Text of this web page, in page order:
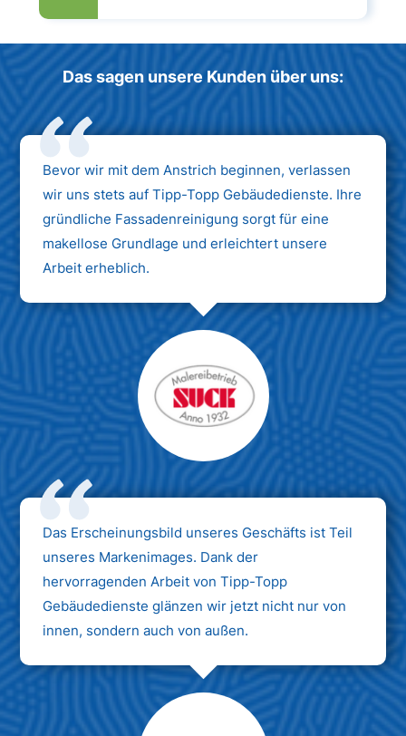
Das sagen unsere Kunden über uns:
Bevor wir mit dem Anstrich beginnen, verlassen
wir uns stets auf Tipp-Topp Gebäudedienste. Ihre
gründliche Fassadenreinigung sorgt für eine
makellose Grundlage und erleichtert unsere
Arbeit erheblich.
Das Erscheinungsbild unseres Geschäfts ist Teil
unseres Markenimages. Dank der
hervorragenden Arbeit von Tipp-Topp
Gebäudedienste glänzen wir jetzt nicht nur von
innen, sondern auch von außen.